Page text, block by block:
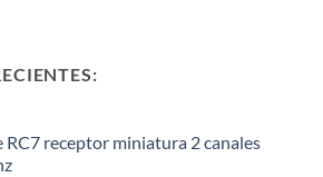
receptor miniatura 2 canales